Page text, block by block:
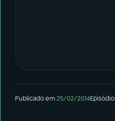
Publicado em25/02/2014Episódio